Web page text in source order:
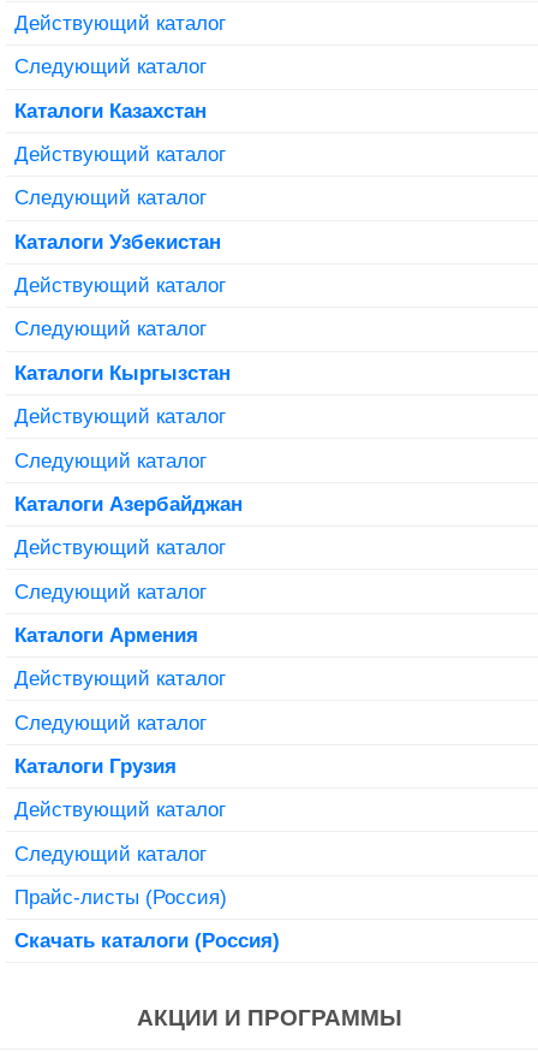
Действующий каталог
Следующий каталог
Каталоги Казахстан
Действующий каталог
Следующий каталог
Каталоги Узбекистан
Действующий каталог
Следующий каталог
Каталоги Кыргызстан
Действующий каталог
Следующий каталог
Каталоги Азербайджан
Действующий каталог
Следующий каталог
Каталоги Армения
Действующий каталог
Следующий каталог
Каталоги Грузия
Действующий каталог
Следующий каталог
Прайс-листы (Россия)
Скачать каталоги (Россия)
АКЦИИ И ПРОГРАММЫ